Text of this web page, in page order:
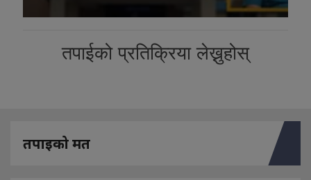
तपाईको प्रतिक्रिया लेख्नुहोस्
तपाइको मत